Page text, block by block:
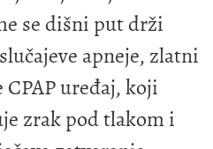
se dišni put drži
apneje, zlatni
uređaj, koji
zrak pod tlakom i